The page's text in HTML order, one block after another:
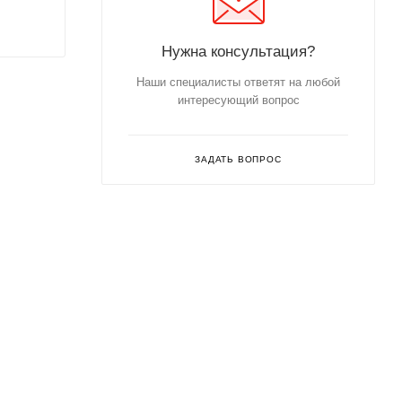
Нужна консультация?
Наши специалисты ответят на любой
интересующий вопрос
ЗАДАТЬ ВОПРОС